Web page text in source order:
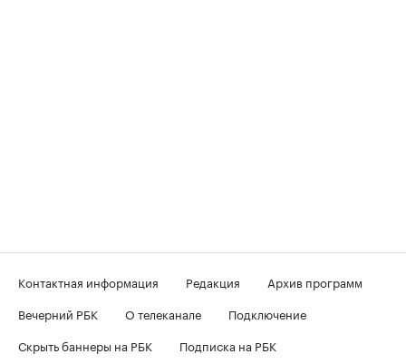
Контактная информация Редакция
Архив программ
Вечерний РБК
О телеканале
Подключение
Скрыть баннеры на РБК
Подписка на РБК